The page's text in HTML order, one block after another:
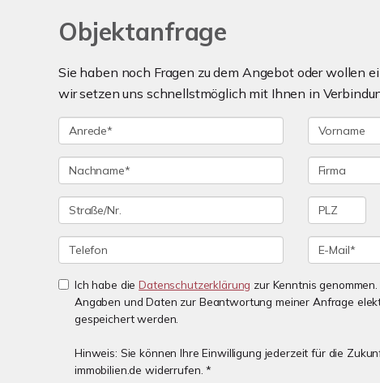
Objektanfrage
Sie haben noch Fragen zu dem Angebot oder wollen
wir setzen uns schnellstmöglich mit Ihnen in
Ich habe dieDatenschutzerklärung zur Kenntnis
Angaben und Daten zur Beantwortung meiner Anfrage
gespeichert werden.
Hinweis: Sie können Ihre Einwilligung jederzeit für die
immobilien.de widerrufen. *